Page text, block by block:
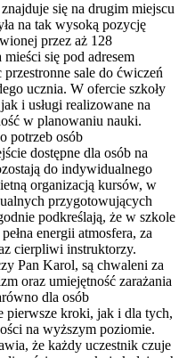
się na drugim miejscu
na tak wysoką pozycję
przez aż 128
się pod adresem
sale do ćwiczeń
ucznia. W ofercie szkoły
i usługi realizowane na
w planowaniu nauki.
potrzeb osób
dostępne dla osób na
do indywidualnego
organizacją kursów, w
przygotowujących
podkreślają, że w szkole
energii atmosfera, za
cierpliwi instruktorzy.
Pan Karol, są chwaleni za
oraz umiejętność zarażania
dla osób
pierwsze kroki, jak i dla tych,
na wyższym poziomie.
że każdy uczestnik czuje